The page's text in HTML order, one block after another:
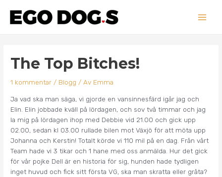
innehåll
The Top Bitches!
1 kommentar / Blogg / Av Emma
Ja vad ska man säga, vi gjorde en vansinnesfärd igår jag och
Elin. Elin jobbade kväll på lördagen, och sov två timmar och jag
la mig på lördagen ihop med Debbie vid 21.00 och gick upp
02.00, sedan kl 03.00 rullade bilen mot Växjö för att möta upp
Johanna och Kerstin! Totalt körde vi 110 mil på en dag. Från vårt
Team hade vi 3 tikar och 1 hane med oss anmälda. Hur det gick
för vår pojke Dell är en historia för sig, hunden hade tydligen
inget huvud och fick sitt första VG, ska man skratta eller gråta?